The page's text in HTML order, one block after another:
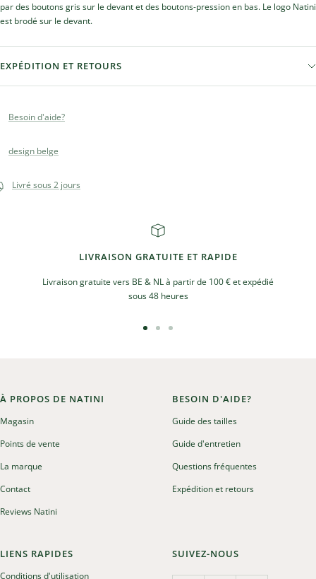
par des boutons gris sur le devant et des boutons-pression en bas. Le logo Natini
est brodé sur le devant.
EXPÉDITION ET RETOURS
Besoin d'aide?
design belge
Livré sous 2 jours
LIVRAISON GRATUITE ET RAPIDE
Livraison gratuite vers BE & NL à partir de 100 € et expédié
sous 48 heures
À PROPOS DE NATINI
Magasin
Points de vente
La marque
Contact
Reviews Natini
BESOIN D'AIDE?
Guide des tailles
Guide d'entretien
Questions fréquentes
Expédition et retours
LIENS RAPIDES
Conditions d'utilisation
SUIVEZ-NOUS